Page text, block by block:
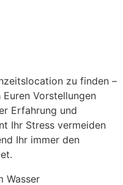
zu finden –
Vorstellungen
Erfahrung und
Ihr Stress vermeiden
Ihr immer den